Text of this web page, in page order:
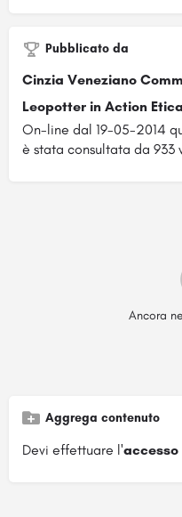
Pubblicato da
Cinzia Veneziano
Leopotter in Action
On-line dal 19-05-2014
è stata consultata da 933
Ancora
Aggrega contenuto
Devi effettuare l'accesso